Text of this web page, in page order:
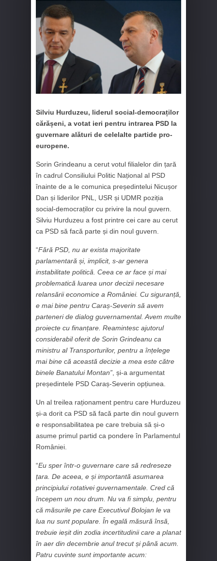
Silviu Hurduzeu, liderul social-democraților
cărășeni, a votat ieri pentru intrarea PSD la
guvernare alături de celelalte partide pro-
europene.
Sorin Grindeanu a cerut votul filialelor din țară
în cadrul Consiliului Politic Național al PSD
înainte de a le comunica președintelui Nicușor
Dan și liderilor PNL, USR și UDMR poziția
social-democraților cu privire la noul guvern.
Silviu Hurduzeu a fost printre cei care au cerut
ca PSD să facă parte și din noul guvern.
“Fără PSD, nu ar exista majoritate
parlamentară și, implicit, s-ar genera
instabilitate politică. Ceea ce ar face și mai
problematică luarea unor decizii necesare
relansării economice a României. Cu siguranță,
e mai bine pentru Caraș-Severin să avem
parteneri de dialog guvernamental. Avem multe
proiecte cu finanțare. Reamintesc ajutorul
considerabil oferit de Sorin Grindeanu ca
ministru al Transporturilor, pentru a înțelege
mai bine că această decizie a mea este către
binele Banatului Montan” , și-a argumentat
președintele PSD Caraș-Severin opțiunea.
Un al treilea raționament pentru care Hurduzeu
și-a dorit ca PSD să facă parte din noul guvern
e responsabilitatea pe care trebuia să și-o
asume primul partid ca pondere în Parlamentul
României.
“Eu sper într-o guvernare care să redreseze
țara. De aceea, e și importantă asumarea
principiului rotativei guvernamentale. Cred că
începem un nou drum. Nu va fi simplu, pentru
că măsurile pe care Executivul Bolojan le va
lua nu sunt populare. În egală măsură însă,
trebuie ieșit din zodia incertitudinii care a planat
în aer din decembrie anul trecut și până acum.
Patru cuvinte sunt importante acum: